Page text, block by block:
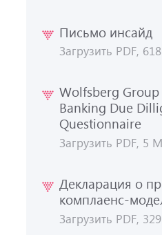
Письмо инсайд
Загрузить PDF,
Wolfsberg
Banking Due
Questionnaire
Загрузить PDF, 5
Декларация о
комплаенс-
Загрузить PDF,